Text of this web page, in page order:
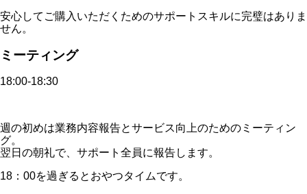
安心してご購入いただくためのサポートスキルに完璧はありま
せん。
ミーティング
18:00-18:30
週の初めは業務内容報告とサービス向上のためのミーティン
グ。
翌日の朝礼で、サポート全員に報告します。
18：00を過ぎるとおやつタイムです。